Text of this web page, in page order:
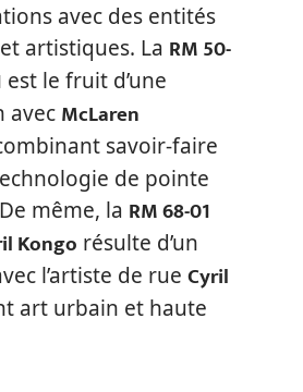
avec des entités
artistiques. La RM 50-
est le fruit d’une
avec McLaren
savoir-faire
de pointe
même, la RM 68-01
Kongo résulte d’un
l’artiste de rue Cyril
art urbain et haute